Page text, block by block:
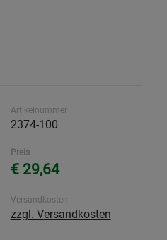
Artikelnummer
2374-100
Preis
€ 29,64
Versandkosten
zzgl. Versandkosten